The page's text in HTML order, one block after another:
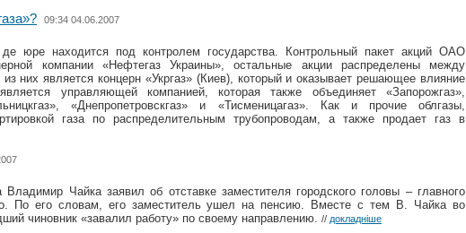
09:34 04.06.2007
юре находится под контролем государства. Контрольный пакет акций ОАО
компании «Нефтегаз Украины», остальные акции распределены между
них является концерн «Укргаз» (Киев), который и оказывает решающее влияние
управляющей компанией, которая также объединяет «Запорожгаз»,
«Днепропетровскгаз» и «Тисменицагаз». Как и прочие облгазы,
газа по распределительным трубопроводам, а также продает газ в
Чайка заявил об отставке заместителя городского головы – главного
По его словам, его заместитель ушел на пенсию. Вместе с тем В. Чайка во
чиновник «завалил работу» по своему направлению. // докладніше